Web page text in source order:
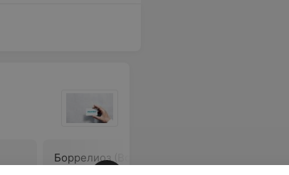
Боррелиоз (Вorrelia
Borrelia